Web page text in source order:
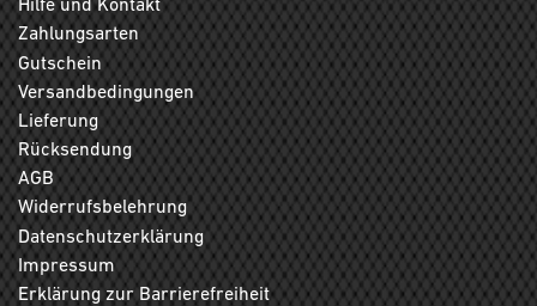
Zahlungsarten
Gutschein
Versandbedingungen
Lieferung
Rücksendung
AGB
Widerrufsbelehrung
Datenschutzerklärung
Impressum
Erklärung zur Barrierefreiheit